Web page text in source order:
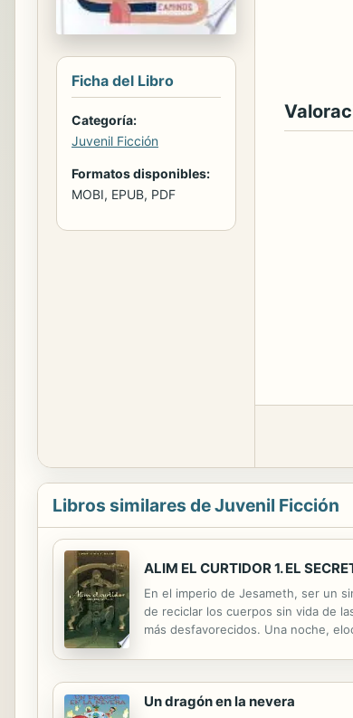
Ficha del Libro
Categoría:
Juvenil Ficción
Formatos disponibles:
MOBI, EPUB, PDF
Libros similares de Juvenil Ficción
ALIM EL CURTIDOR 1. EL
En el imperio de Jesameth, ser un
de reciclar los cuerpos sin vida de
más desfavorecidos. Una noche,
Un dragón en la nevera